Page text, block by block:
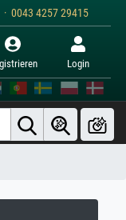
0043 4257 29415
Login